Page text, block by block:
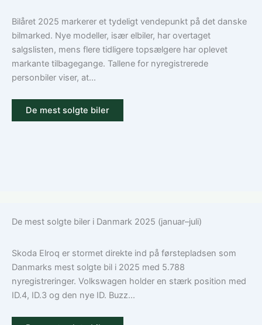
Guide
til
ansvar,
kasko
Bilåret 2025 markerer et tydeligt vendepunkt på det danske
bilmarked. Nye modeller, især elbiler, har overtaget
salgslisten, mens flere tidligere topsælgere har oplevet
markante tilbagegange. Tallene for nyregistrerede
personbiler viser, at...
De mest solgte biler
De mest solgte biler i Danmark 2025 (januar–juli)
Skoda Elroq er stormet direkte ind på førstepladsen som
Danmarks mest solgte bil i 2025 med 5.788
nyregistreringer. Volkswagen holder en stærk position med
ID.4, ID.3 og den nye ID. Buzz...